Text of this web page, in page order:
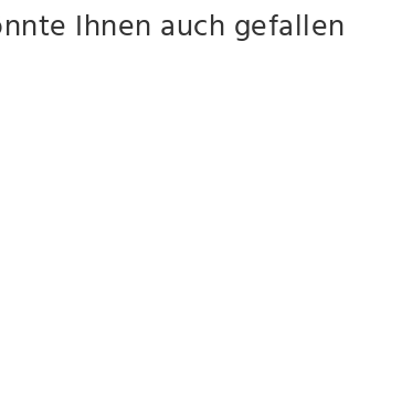
Ihnen auch gefallen